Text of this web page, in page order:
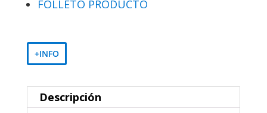
FOLLETO PRODUCTO
+INFO
Descripción